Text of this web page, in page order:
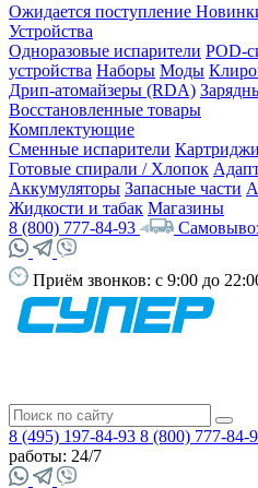
Ожидается поступление
Устройства
Одноразовые испарители POD-
устройства Наборы Моды
Дрип-атомайзеры (RDA)
Восстановленные товары
Комплектующие
Сменные испарители Картриджи
Готовые спирали / Хлопок
Аккумуляторы Запасные части
Жидкости и табак Магазины
8 (800) 777-84-93
Приём звонков: с 9:00 до
8 (495) 197-84-93 8 (800) 777-84-
работы: 24/7